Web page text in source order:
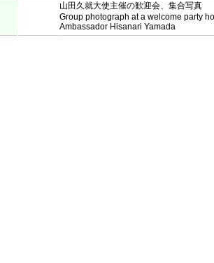
山田久就大使主催の歓迎会、集合写真
Group photograph at a welcome party
Ambassador Hisanari Yamada